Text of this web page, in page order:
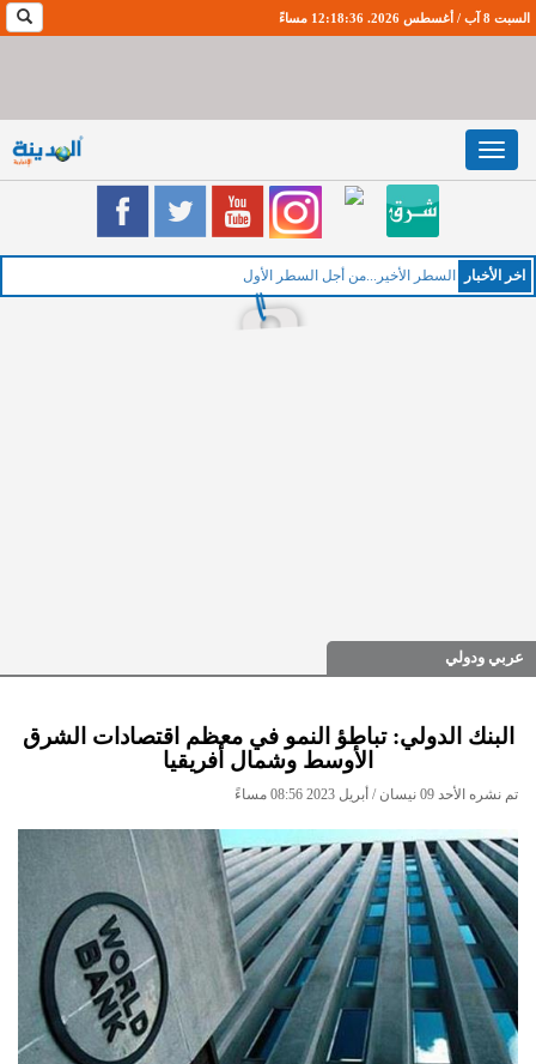
السبت 8 آب / أغسطس 2026. 12:18:36 مساءً
Toggle
navigation
اخر اﻷخبار الخميس
عربي ودولي
البنك الدولي: تباطؤ النمو في معظم اقتصادات الشرق
الأوسط وشمال أفريقيا
تم نشره الأحد 09 نيسان / أبريل 2023 08:56 مساءً